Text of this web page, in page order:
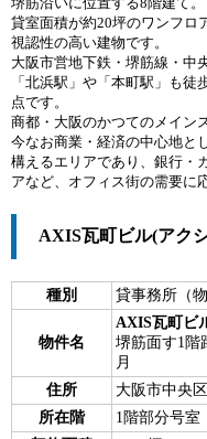
貸室面積が約20坪のワンフロ
視認性の高い建物です。
大阪市営地下鉄・堺筋線・中
「北浜駅」や「本町駅」も
点です。
商都・大阪のかつてのメイン
今なお商業・経済の中心地と
構えるエリアであり、銀行・
アなど、オフィス街の需要に
AXIS瓦町ビル(アク
種別 貸事務所（
物件名
AXIS瓦町ビ
堺筋面す1階
月
住所
大阪市中央
所在階
1階部分